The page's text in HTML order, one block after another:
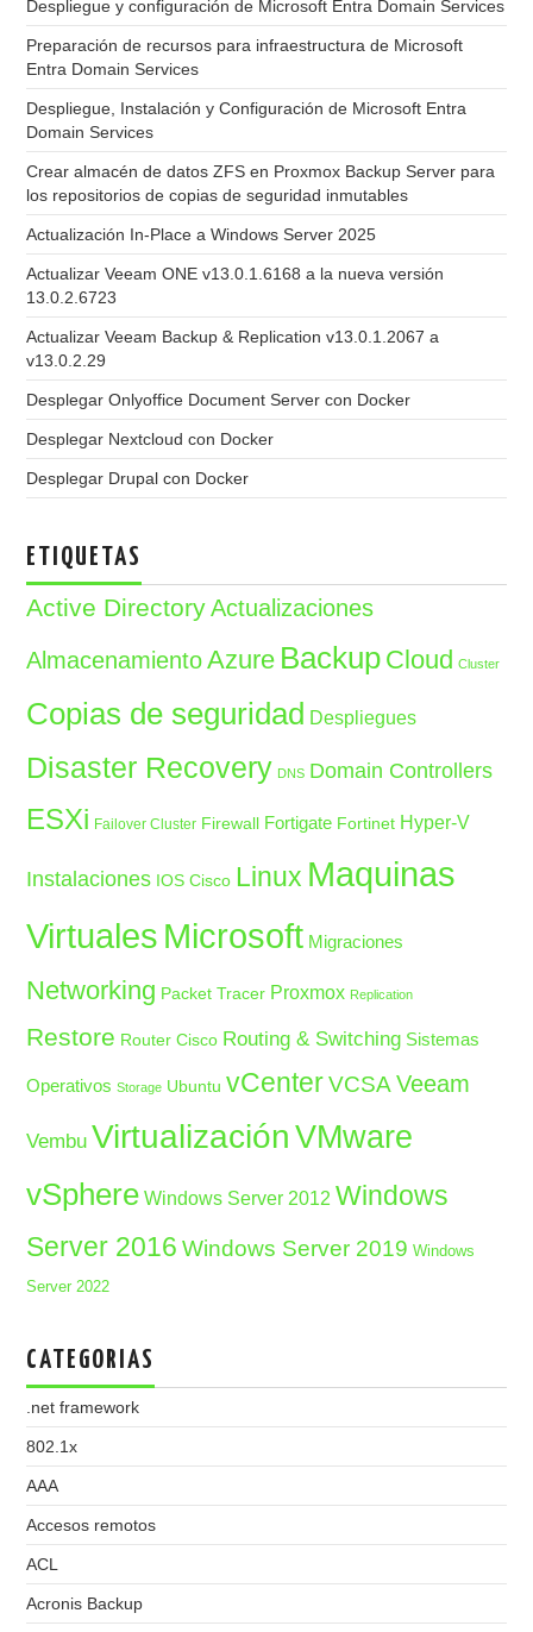
Despliegue y configuración de Microsoft Entra Domain Services
Preparación de recursos para infraestructura de Microsoft
Entra Domain Services
Despliegue, Instalación y Configuración de Microsoft Entra
Domain Services
Crear almacén de datos ZFS en Proxmox Backup Server para
los repositorios de copias de seguridad inmutables
Actualización In-Place a Windows Server 2025
Actualizar Veeam ONE v13.0.1.6168 a la nueva versión
13.0.2.6723
Actualizar Veeam Backup & Replication v13.0.1.2067 a
v13.0.2.29
Desplegar Onlyoffice Document Server con Docker
Desplegar Nextcloud con Docker
Desplegar Drupal con Docker
ETIQUETAS
Active Directory Actualizaciones
Almacenamiento Azure Backup Cloud Cluster
Copias de seguridad Despliegues
Disaster Recovery DNS Domain Controllers
ESXi Failover Cluster Firewall Fortigate Fortinet Hyper-V
Instalaciones IOS Cisco Linux Maquinas
Virtuales Microsoft Migraciones
Networking Packet Tracer Proxmox Replication
Restore Router Cisco Routing & Switching Sistemas
Operativos Storage Ubuntu vCenter VCSA Veeam
Vembu Virtualización VMware
vSphere Windows Server 2012 Windows
Server 2016 Windows Server 2019 Windows
Server 2022
CATEGORIAS
.net framework
802.1x
AAA
Accesos remotos
ACL
Acronis Backup